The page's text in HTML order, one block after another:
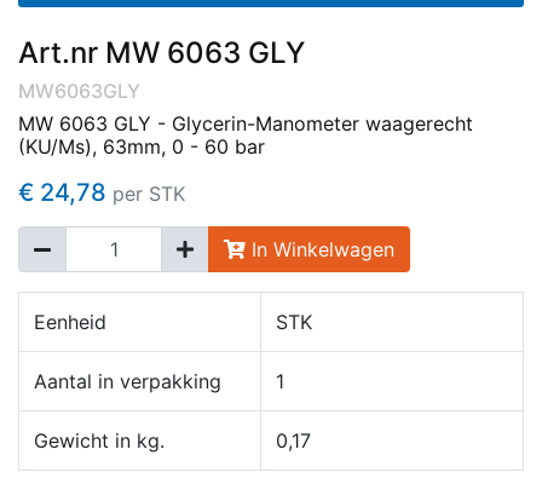
Art.nr MW 6063 GLY
MW6063GLY
MW 6063 GLY - Glycerin-Manometer waagerecht
(KU/Ms), 63mm, 0 - 60 bar
€ 24,78 per STK
In Winkelwagen
Eenheid STK
Aantal in verpakking 1
Gewicht in kg. 0,17